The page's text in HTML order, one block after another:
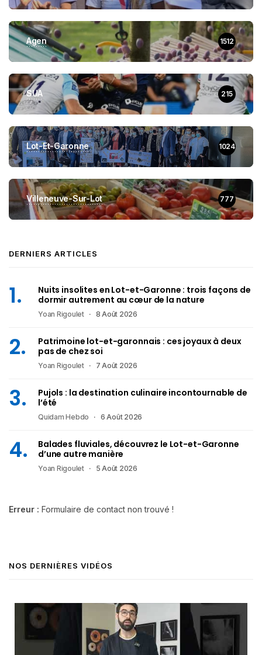
Agen 1512
SUA 215
Lot-Et-Garonne 1024
Villeneuve-Sur-Lot 777
DERNIERS ARTICLES
Nuits insolites en Lot-et-Garonne : trois façons de
dormir autrement au cœur de la nature
Yoan Rigoulet 8 Août 2026
Patrimoine lot-et-garonnais : ces joyaux à deux
pas de chez soi
Yoan Rigoulet 7 Août 2026
Pujols : la destination culinaire incontournable de
l’été
Quidam Hebdo 6 Août 2026
Balades fluviales, découvrez le Lot-et-Garonne
d’une autre manière
Yoan Rigoulet 5 Août 2026
Erreur : Formulaire de contact non trouvé !
NOS DERNIÈRES VIDÉOS